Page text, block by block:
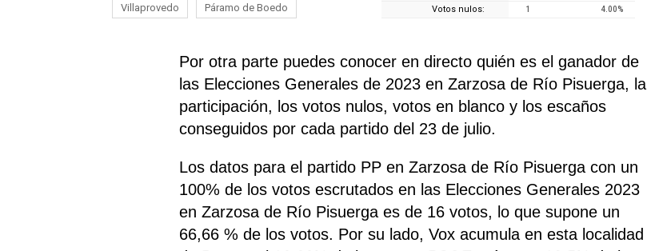
Villaprovedo Páramo de Boedo Votos nulos: 1 4.00%
Por otra parte puedes conocer en directo quién es el ganador de
las Elecciones Generales de 2023 en Zarzosa de Río Pisuerga, la
participación, los votos nulos, votos en blanco y los escaños
conseguidos por cada partido del 23 de julio.
Los datos para el partido PP en Zarzosa de Río Pisuerga con un
100% de los votos escrutados en las Elecciones Generales 2023
en Zarzosa de Río Pisuerga es de 16 votos, lo que supone un
66,66 % de los votos. Por su lado, Voxacumula en esta localidad